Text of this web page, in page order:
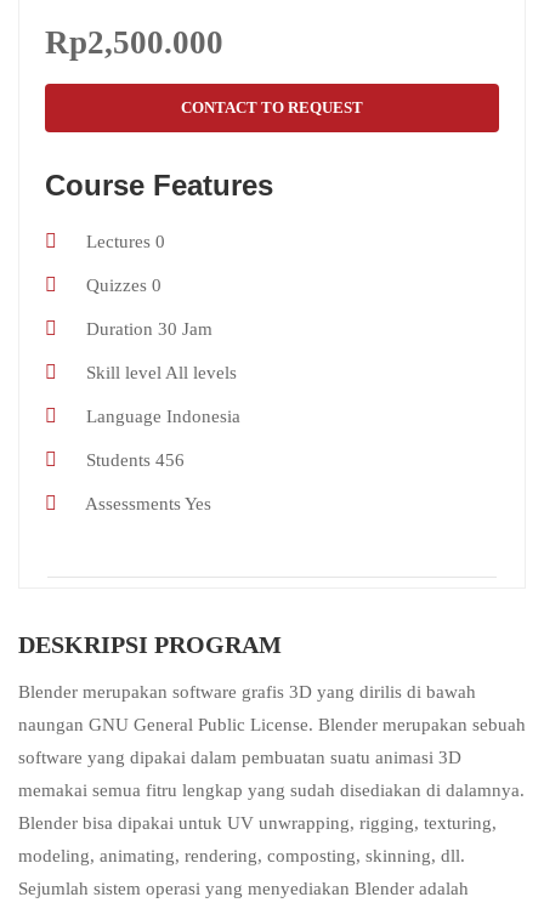
DESKRIPSI PROGRAM
Blender merupakan software grafis 3D yang dirilis di bawah
naungan GNU General Public License. Blender merupakan sebuah
software yang dipakai dalam pembuatan suatu animasi 3D
memakai semua fitru lengkap yang sudah disediakan di dalamnya.
Blender bisa dipakai untuk UV unwrapping, rigging, texturing,
modeling, animating, rendering, composting, skinning, dll.
Sejumlah sistem operasi yang menyediakan Blender adalah
Rp2,500.000
CONTACT TO REQUEST
Course Features
Lectures 0
Quizzes 0
Duration 30 Jam
Skill level All levels
Language Indonesia
Students 456
Assessments Yes